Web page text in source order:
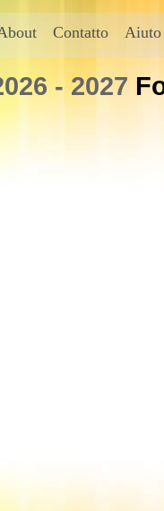
Contatto Aiuto
- 2027